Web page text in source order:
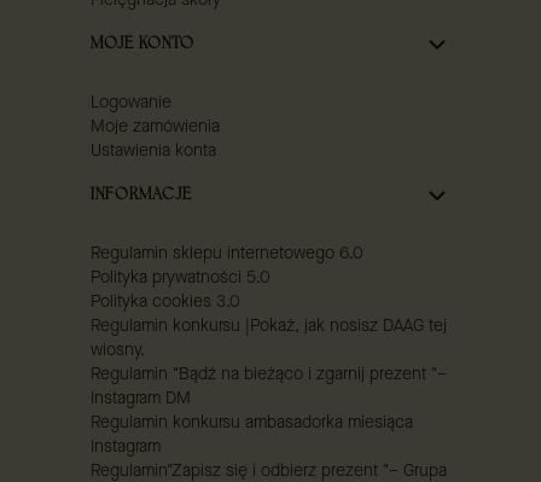
MOJE KONTO
Logowanie
Moje zamówienia
Ustawienia konta
INFORMACJE
Regulamin sklepu internetowego 6.0
Polityka prywatności 5.0
Polityka cookies 3.0
Regulamin konkursu |Pokaż, jak nosisz DAAG tej
wiosny.
Regulamin "Bądź na bieżąco i zgarnij prezent "–
Instagram DM
Regulamin konkursu ambasadorka miesiąca
Instagram
Regulamin"Zapisz się i odbierz prezent "– Grupa